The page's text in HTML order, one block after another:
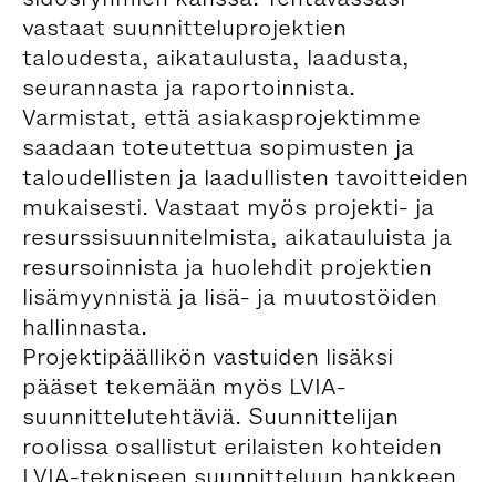
vastaat suunnitteluprojektien
taloudesta, aikataulusta, laadusta,
seurannasta ja raportoinnista.
Varmistat, että asiakasprojektimme
saadaan toteutettua sopimusten ja
taloudellisten ja laadullisten tavoitteiden
mukaisesti. Vastaat myös projekti- ja
resurssisuunnitelmista, aikatauluista ja
resursoinnista ja huolehdit projektien
lisämyynnistä ja lisä- ja muutostöiden
hallinnasta.
Projektipäällikön vastuiden lisäksi
pääset tekemään myös LVIA-
suunnittelutehtäviä. Suunnittelijan
roolissa osallistut erilaisten kohteiden